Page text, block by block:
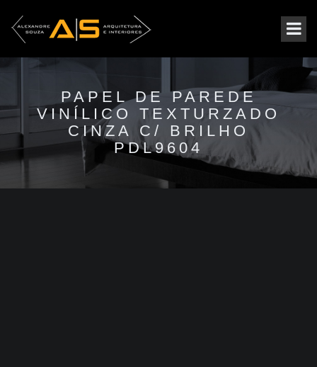
PAPEL DE PAREDE
VINÍLICO TEXTURZADO
CINZA C/ BRILHO
PDL9604